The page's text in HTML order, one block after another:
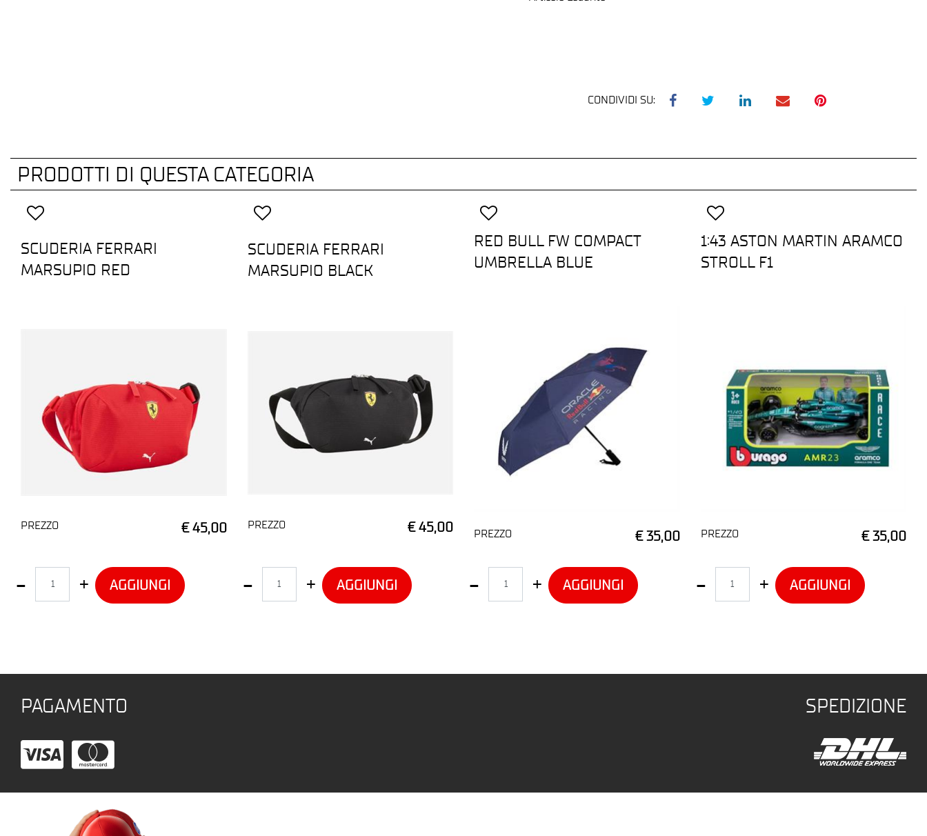
CONDIVIDI SU:
PRODOTTI DI QUESTA CATEGORIA
SCUDERIA FERRARI
MARSUPIO RED
PREZZO € 45,00
AGGIUNGI
SCUDERIA FERRARI
MARSUPIO BLACK
PREZZO € 45,00
AGGIUNGI
RED BULL FW COMPACT
UMBRELLA BLUE
PREZZO € 35,00
AGGIUNGI
1:43 ASTON MARTIN ARAMCO
STROLL F1
PREZZO € 35,00
AGGIUNGI
PAGAMENTO SPEDIZIONE